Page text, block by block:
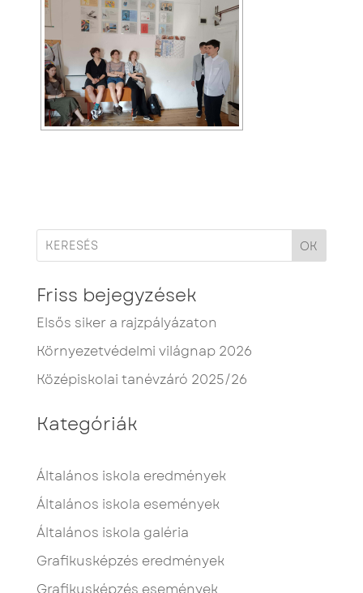
OK
Friss bejegyzések
Elsős siker a rajzpályázaton
Környezetvédelmi világnap 2026
Középiskolai tanévzáró 2025/26
Kategóriák
Általános iskola eredmények
Általános iskola események
Általános iskola galéria
Grafikusképzés eredmények